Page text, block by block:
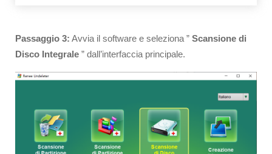
Passaggio 3: Avvia il software e seleziona ” Scansione di
Disco Integrale ” dall’interfaccia principale.